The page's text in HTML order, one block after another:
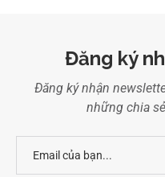
Đăng ký
Đăng ký nhận
những chia